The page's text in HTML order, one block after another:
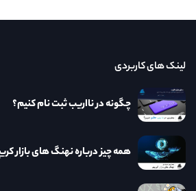
لینک های کاربردی
چگونه در نااریب ثبت نام کنیم؟
همه چیز درباره نهنگ های بازار